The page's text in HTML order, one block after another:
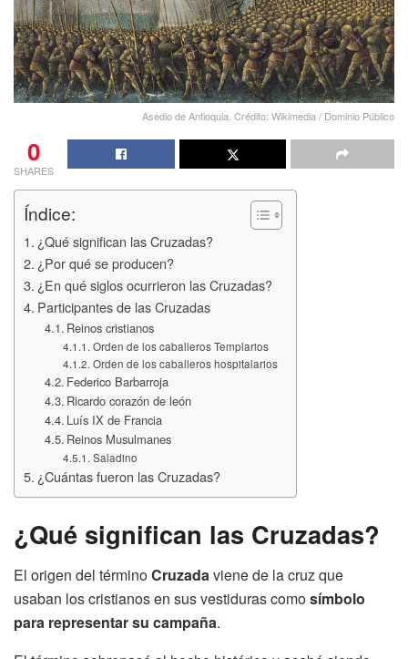
Asedio de Antioquia. Crédito: Wikimedia / Dominio Público
0
SHARES
Índice:
¿Qué significan las Cruzadas?
¿Por qué se producen?
¿En qué siglos ocurrieron las Cruzadas?
Participantes de las Cruzadas
Reinos cristianos
Orden de los caballeros Templarios
Orden de los caballeros hospitalarios
Federico Barbarroja
Ricardo corazón de león
Luís IX de Francia
Reinos Musulmanes
Saladino
¿Cuántas fueron las Cruzadas?
¿Qué significan las Cruzadas?
El origen del términoCruzadaviene de la cruz que
usaban los cristianos en sus vestiduras comosímbolo
para representar su campaña.